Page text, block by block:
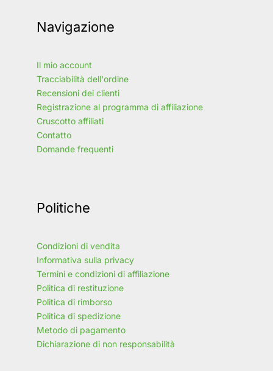
Navigazione
Il mio account
Tracciabilità dell'ordine
Recensioni dei clienti
Registrazione al programma di affiliazione
Cruscotto affiliati
Contatto
Domande frequenti
Politiche
Condizioni di vendita
Informativa sulla privacy
Termini e condizioni di affiliazione
Politica di restituzione
Politica di rimborso
Politica di spedizione
Metodo di pagamento
Dichiarazione di non responsabilità